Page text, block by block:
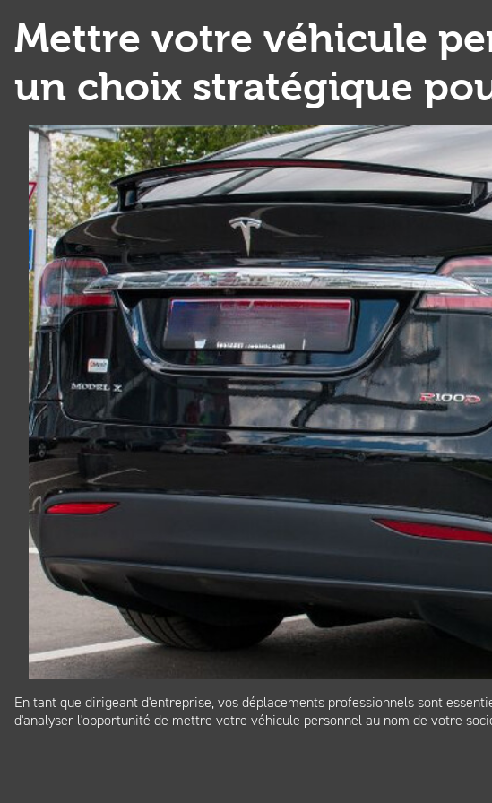
Mettre votre véhicule
un choix stratégique
En tant que dirigeant d'entreprise, vos déplacements professionnels sont
d'analyser l'opportunité de mettre votre véhicule personnel au nom de votre